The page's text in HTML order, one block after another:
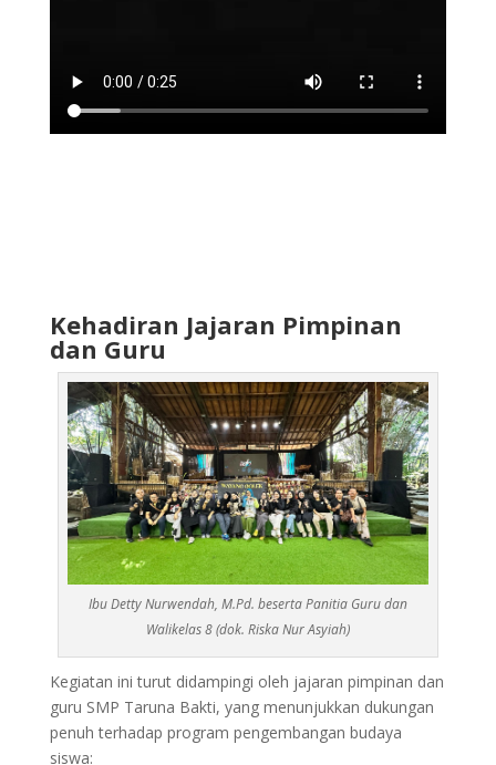
Kehadiran Jajaran Pimpinan
dan Guru
Ibu Detty Nurwendah, M.Pd. beserta Panitia Guru dan
Walikelas 8 (dok. Riska Nur Asyiah)
Kegiatan ini turut didampingi oleh jajaran pimpinan dan
guru SMP Taruna Bakti, yang menunjukkan dukungan
penuh terhadap program pengembangan budaya
siswa: